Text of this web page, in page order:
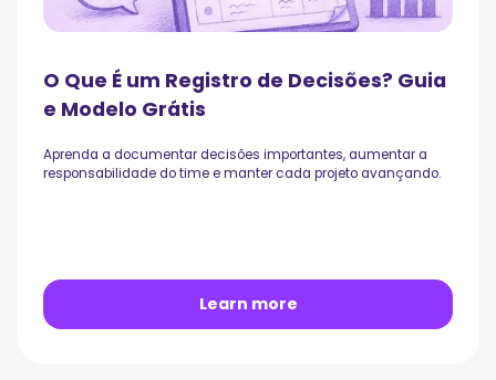
O Que É um Registro de Decisões? Guia
e Modelo Grátis
Aprenda a documentar decisões importantes, aumentar a
responsabilidade do time e manter cada projeto avançando.
Learn more